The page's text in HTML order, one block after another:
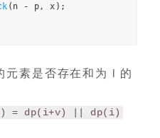
( n - p , x );
元素是否存在和为 i 的
= dp(i+v) || dp(i)